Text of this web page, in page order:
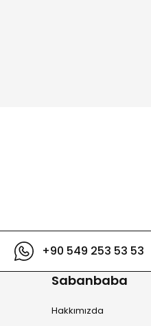
+90 549 253 53 53
Sabanbaba
Hakkımızda